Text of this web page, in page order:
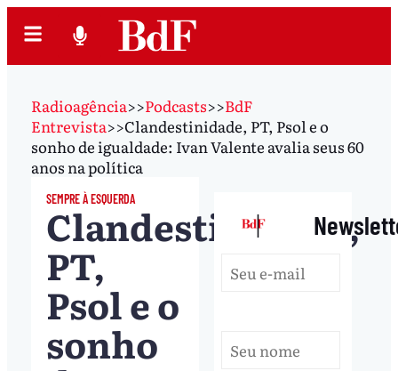
Radioagência>>Podcasts>>BdF
Entrevista>>Clandestinidade, PT, Psol e o
sonho de igualdade: Ivan Valente avalia seus 60
anos na política
SEMPRE À ESQUERDA
Clandestinidade,
PT,
Psol e o
sonho
|